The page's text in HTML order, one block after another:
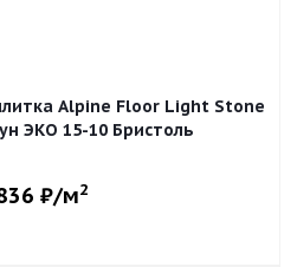
Alpine Floor Light Stone
ЭКО 15-10 Бристоль
₽/м2